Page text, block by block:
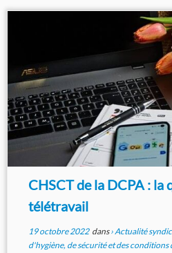
CHSCT de la DCPA : la
télétravail
19 octobre 2022dans› Actualité
d'hygiène, de sécurité et des conditions